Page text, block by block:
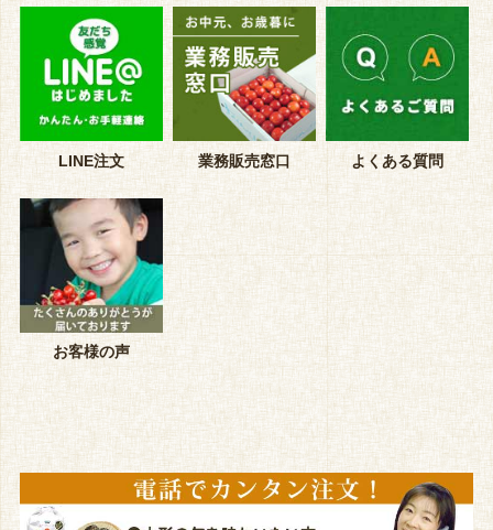
LINE注文 業務販売窓口 よくある質問
お客様の声